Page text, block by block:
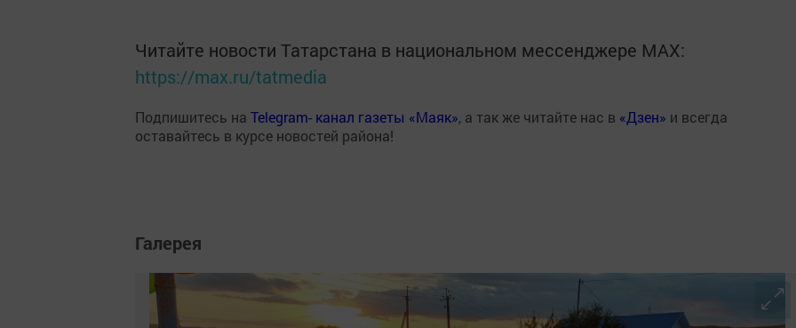
Читайте новости Татарстана в национальном мессенджере MАХ:
https://max.ru/tatmedia
Подпишитесь на Telegram- канал газеты «Маяк», а так же читайте нас в «Дзен» и всегда
оставайтесь в курсе новостей района!
Галерея